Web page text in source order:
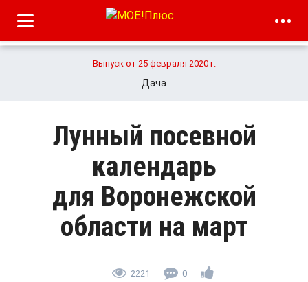
Выпуск от 25 февраля 2020 г.
Дача
Лунный посевной
календарь
для Воронежской
области на март
2221 0